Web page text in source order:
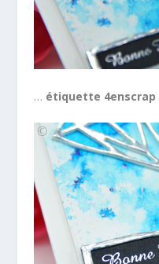
… étiquette 4enscrap